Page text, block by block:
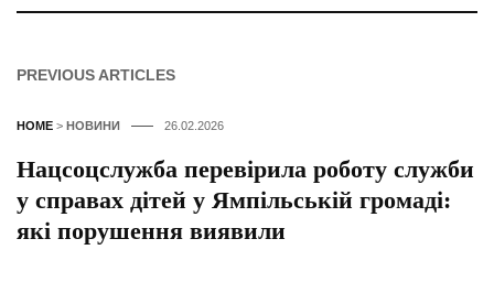
PREVIOUS ARTICLES
HOME > НОВИНИ 26.02.2026
Нацсоцслужба перевірила роботу служби
у справах дітей у Ямпільській громаді:
які порушення виявили